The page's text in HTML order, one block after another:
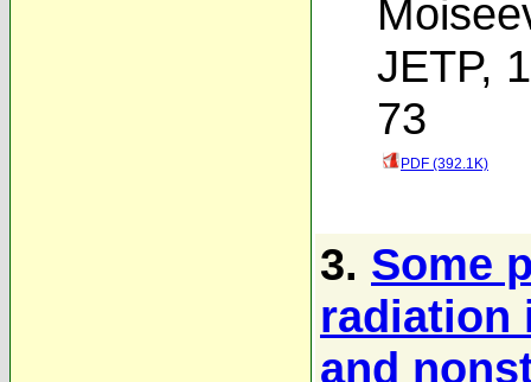
JETP,
73
PDF (392.1K)
3. Some
radiation
and